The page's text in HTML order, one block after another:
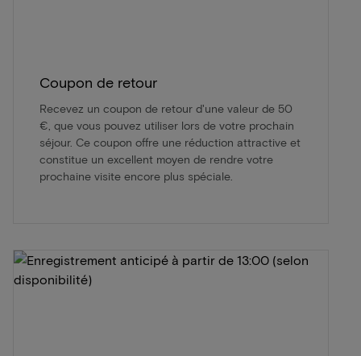
Coupon de retour
Recevez un coupon de retour d'une valeur de 50
€, que vous pouvez utiliser lors de votre prochain
séjour. Ce coupon offre une réduction attractive et
constitue un excellent moyen de rendre votre
prochaine visite encore plus spéciale.